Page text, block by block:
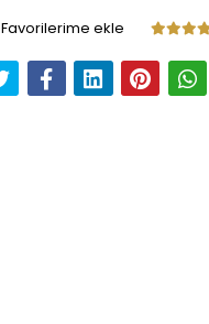
Favorilerime ekle